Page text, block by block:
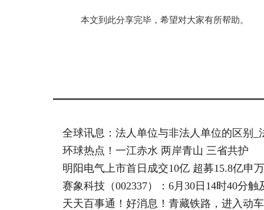
本文到此分享完毕，希望对大家有所帮助。
全球讯息：法人单位与非法人单位的区别_
环球热点！一江赤水 两岸青山 三省共护
明阳电气上市首日成交10亿 超募15.8亿申
赛象科技（002337）：6月30日14时40分
天天百事通！好消息！青藏铁路，进入动